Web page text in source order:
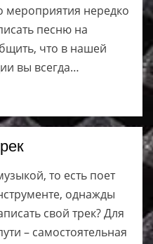
мероприятия нередко
песню на
что в нашей
вы всегда…
то есть поет
однажды
свой трек? Для
– самостоятельная